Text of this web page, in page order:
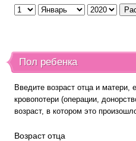
Пол ребенка
Введите возраст отца и
кровопотери (операции,
возраст, в котором это
Возраст отца